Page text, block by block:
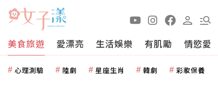
美食旅遊 愛漂亮 生活娛樂 有肌勵 情慾愛
心理測驗 陸劇 星座生肖 韓劇 彩妝保養